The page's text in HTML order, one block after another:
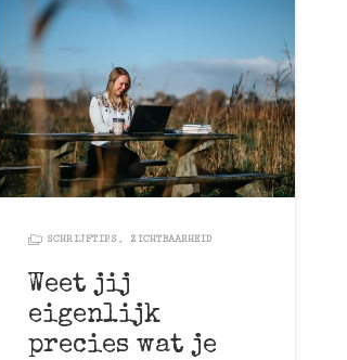
SCHRIJFTIPS , ZICHTBAARHEID
Weet jij
eigenlijk
precies wat je